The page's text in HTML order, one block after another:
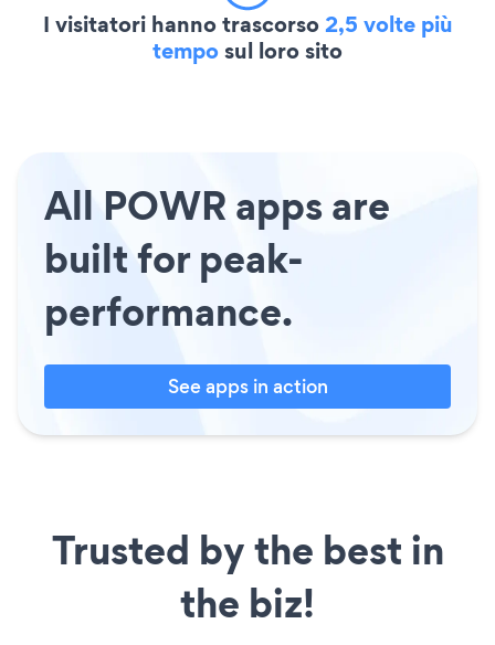
I visitatori hanno trascorso2,5 volte più
temposul loro sito
All POWR apps are
built for peak-
performance.
See apps in action
Trusted by the best in
the biz!